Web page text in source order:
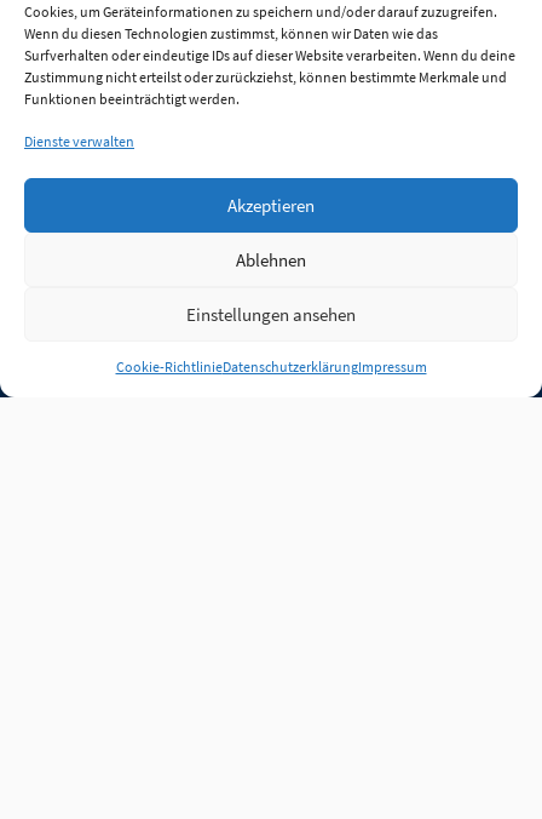
Cookies, um Geräteinformationen zu speichern und/oder darauf zuzugreifen.
Wenn du diesen Technologien zustimmst, können wir Daten wie das
Surfverhalten oder eindeutige IDs auf dieser Website verarbeiten. Wenn du deine
Zustimmung nicht erteilst oder zurückziehst, können bestimmte Merkmale und
Funktionen beeinträchtigt werden.
Dienste verwalten
Akzeptieren
Ablehnen
Einstellungen ansehen
Cookie-RichtlinieDatenschutzerklärungImpressum
Anmelden
Jobs Partner FAQ Quellen